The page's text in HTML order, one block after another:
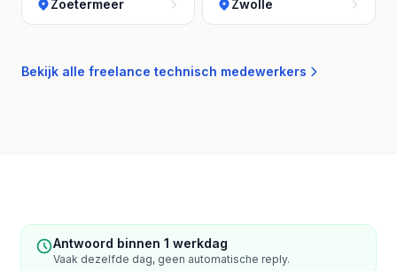
Zoetermeer Zwolle
Bekijk alle freelance technisch medewerkers
Antwoord binnen 1 werkdag
Vaak dezelfde dag, geen automatische reply.